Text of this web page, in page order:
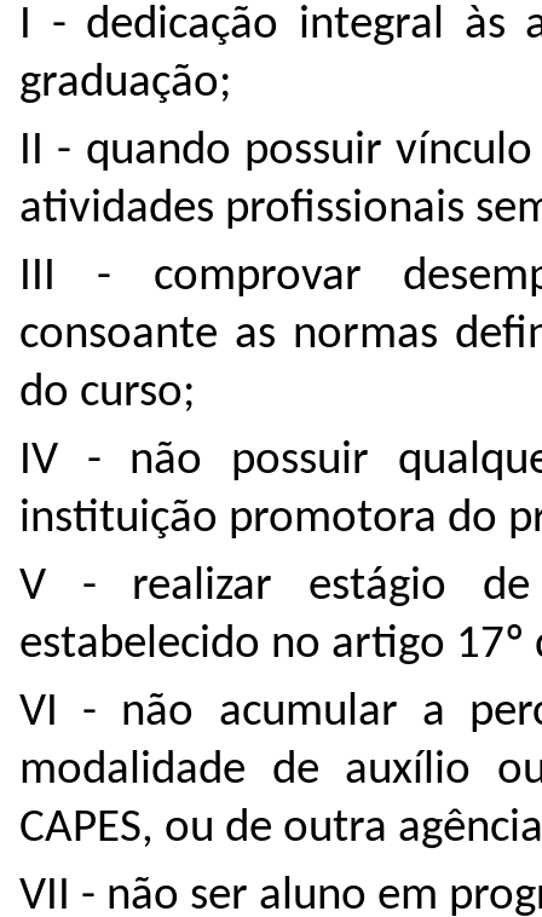
I - dedicação integral às
graduação;
II - quando possuir
atividades profissionais
III - comprovar
consoante as normas
do curso;
IV - não possuir
instituição promotora do
V - realizar estágio
estabelecido no artigo
VI - não acumular a
modalidade de auxílio
CAPES, ou de outra
VII - não ser aluno em